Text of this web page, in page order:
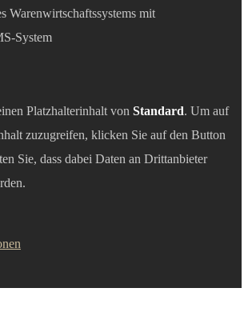
Warenwirtschaftssystems mit
System
Platzhalterinhalt von Standard. Um auf
zuzugreifen, klicken Sie auf den Button
Sie, dass dabei Daten an Drittanbieter